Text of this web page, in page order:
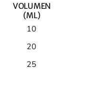
VOLUMEN
(ML)
10
20
25